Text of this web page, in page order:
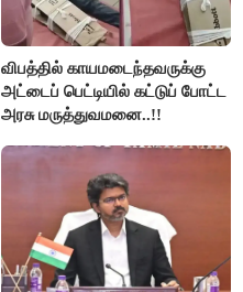
விபத்தில் காயமடைந்தவருக்கு
அட்டைப் பெட்டியில் கட்டுப் போட்ட
அரசு மருத்துவமனை..!!